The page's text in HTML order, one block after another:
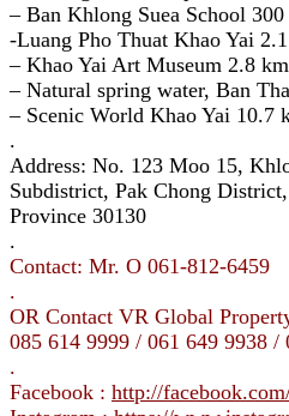
– Ban Khlong Suea School 300
-Luang Pho Thuat Khao Yai
– Khao Yai Art Museum 2.8
– Natural spring water, Ban
– Scenic World Khao Yai 10.7
.
Address: No. 123 Moo 15,
Subdistrict, Pak Chong
Province 30130
.
Contact: Mr. O 061-812-6459
.
OR Contact VR Global
085 614 9999 / 061 649 9938 /
.
Facebook : http://